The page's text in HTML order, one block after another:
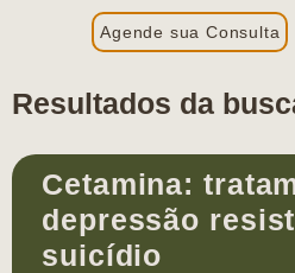
Agende sua Consulta
Resultados da
Cetamina:
depressão
suicídio